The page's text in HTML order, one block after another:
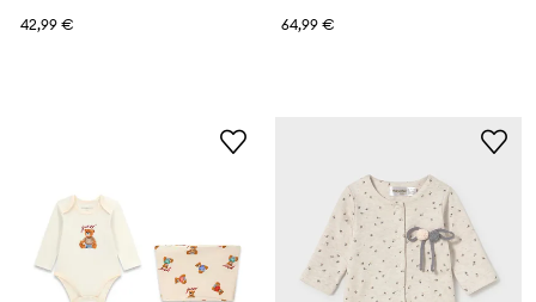
42,99 €
64,99 €